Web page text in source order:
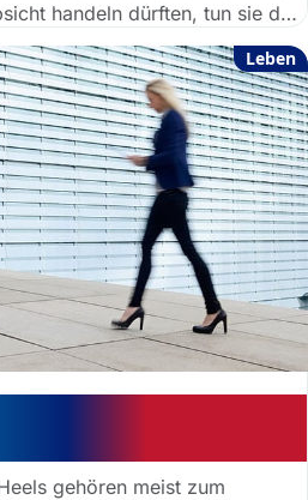
handeln dürften, tun sie den
– und begehen eine
Leben
gehören meist zum